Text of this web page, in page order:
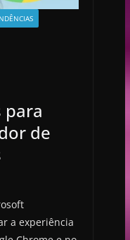
de
a experiência